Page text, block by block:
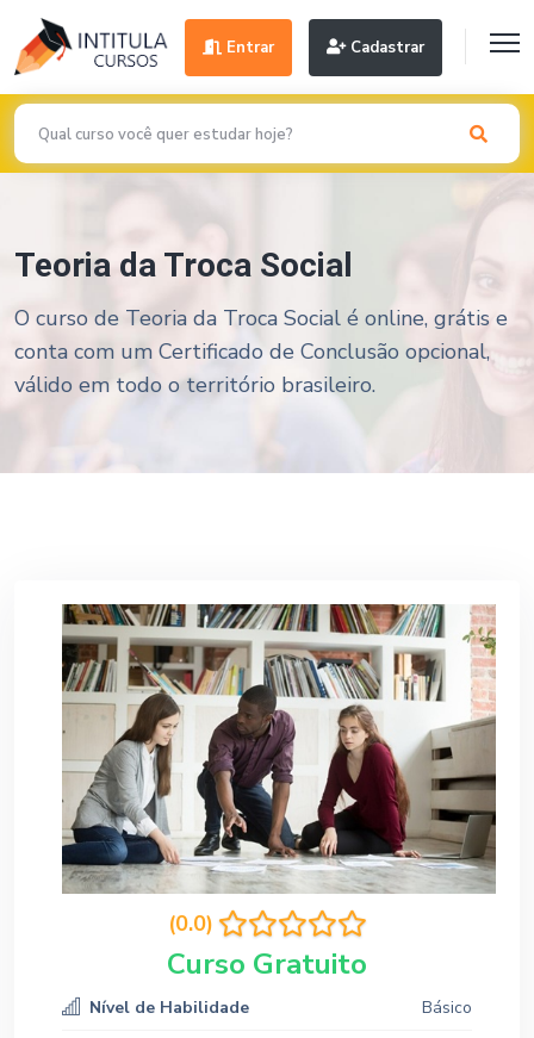
Entrar Cadastrar
Teoria da Troca Social
O curso de Teoria da Troca Social é online, grátis e
conta com um Certificado de Conclusão opcional,
válido em todo o território brasileiro.
(0.0)
Curso Gratuito
Nível de Habilidade
Básico